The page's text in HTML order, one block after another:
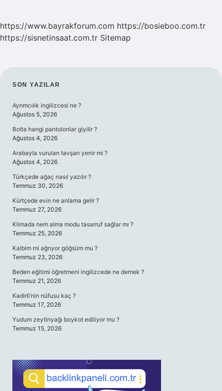
https://www.bayrakforum.com https://bosieboo.com.tr
https://sisnetinsaat.com.tr Sitemap
SIDEBAR
SON YAZILAR
Ayrımcılık ingilizcesi ne ?
Ağustos 5, 2026
Botla hangi pantolonlar giyilir ?
Ağustos 4, 2026
Arabayla vurulan tavşan yenir mi ?
Ağustos 4, 2026
Türkçede ağaç nasıl yazılır ?
Temmuz 30, 2026
Kürtçede evin ne anlama gelir ?
Temmuz 27, 2026
Klimada nem alma modu tasarruf sağlar mı ?
Temmuz 25, 2026
Kalbim mi ağrıyor göğsüm mu ?
Temmuz 23, 2026
Beden eğitimi öğretmeni ingilizcede ne demek ?
Temmuz 21, 2026
Kadirli’nin nüfusu kaç ?
Temmuz 17, 2026
Yudum zeytinyağı boykot ediliyor mu ?
Temmuz 15, 2026